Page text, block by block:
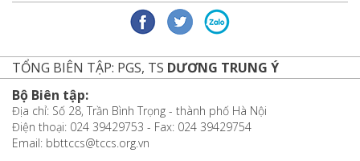
TỔNG BIÊN TẬP: PGS, TS DƯƠNG TRUNG Ý
Bộ Biên tập:
Địa chỉ: Số 28, Trần Bình Trọng - thành phố Hà Nội
Điện thoại: 024 39429753 - Fax: 024 39429754
Email: bbttccs@tccs.org.vn